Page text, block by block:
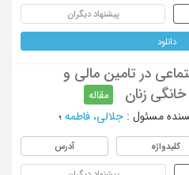
پیشنهاد دیگران
دانلود
در تامین مالی و
زنان
مقاله
مسئول : جلالی، فاطمه ؛
کلیدواژه آدرس